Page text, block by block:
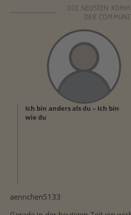
DIE NEUSTEN
DER
aennchen5133
Ich bin anders als du – Ich bin
wie du